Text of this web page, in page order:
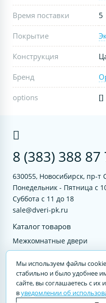
Время поставки 5
Покрытие
Конструкция
Бренд
options []
8 (383) 388 87
630055, Новосибирск, пр-т
Понедельник - Пятница с
Суббота с 11 до 18
sale@dveri-pk.ru
Каталог товаров
Межкомнатные двери
Входные двери
Услуги
© 2023 DVERI-PK.RU Авторские
Мы используем файлы
стабильно и было удобнее
сайте, вы соглашаетесь с
вуведомлении об